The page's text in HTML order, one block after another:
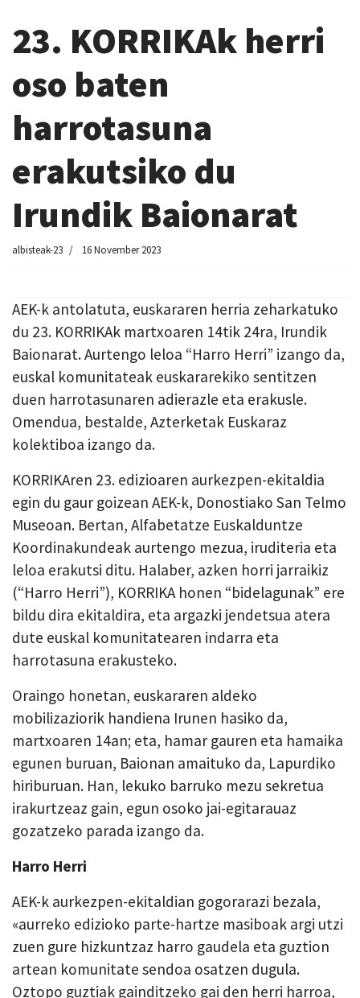
23. KORRIKAk herri
oso baten
harrotasuna
erakutsiko du
Irundik Baionarat
albisteak-23 16 November 2023
AEK-k antolatuta, euskararen herria zeharkatuko
du 23. KORRIKAk martxoaren 14tik 24ra, Irundik
Baionarat. Aurtengo leloa “Harro Herri” izango da,
euskal komunitateak euskararekiko sentitzen
duen harrotasunaren adierazle eta erakusle.
Omendua, bestalde, Azterketak Euskaraz
kolektiboa izango da.
KORRIKAren 23. edizioaren aurkezpen-ekitaldia
egin du gaur goizean AEK-k, Donostiako San Telmo
Museoan. Bertan, Alfabetatze Euskalduntze
Koordinakundeak aurtengo mezua, iruditeria eta
leloa erakutsi ditu. Halaber, azken horri jarraikiz
(“Harro Herri”), KORRIKA honen “bidelagunak” ere
bildu dira ekitaldira, eta argazki jendetsua atera
dute euskal komunitatearen indarra eta
harrotasuna erakusteko.
Oraingo honetan, euskararen aldeko
mobilizaziorik handiena Irunen hasiko da,
martxoaren 14an; eta, hamar gauren eta hamaika
egunen buruan, Baionan amaituko da, Lapurdiko
hiriburuan. Han, lekuko barruko mezu sekretua
irakurtzeaz gain, egun osoko jai-egitarauaz
gozatzeko parada izango da.
Harro Herri
AEK-k aurkezpen-ekitaldian gogorarazi bezala,
«aurreko edizioko parte-hartze masiboak argi utzi
zuen gure hizkuntzaz harro gaudela eta guztion
artean komunitate sendoa osatzen dugula.
Oztopo guztiak gainditzeko gai den herri harroa,